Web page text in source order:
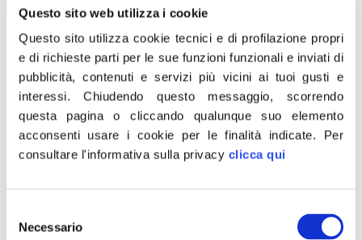
Questo sito web utilizza i cookie
Questo sito utilizza cookie tecnici e di profilazione propri
e di richieste parti per le sue funzioni funzionali e inviati di
pubblicità, contenuti e servizi più vicini ai tuoi gusti e
interessi.Chiudendo questo messaggio, scorrendo
questa pagina o cliccando qualunque suo elemento
acconsenti usare i cookie per le finalità indicate. Per
consultare l'informativa sulla privacy clicca qui
delNecessario
in cinque mesi (da novembre 2020 a marzo 2021). In
clandestini nel silenzio assordante del Governo: è una
vergogna”. Lo dichiara, in una nota, il Questore della
Camera e membro della Commissione Affari […]
Covid, Meloni: complimenti
a giunta Marche guidata da
vaccinazione over 80